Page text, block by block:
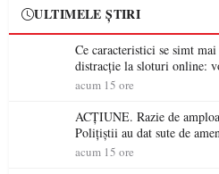
ULTIMELE ȘTIRI
Ce caracteristici se simt
distracție la sloturi online:
acum 15 ore
ACȚIUNE. Razie de
Polițiștii au dat sute de
permis într-o singură zi
acum 15 ore